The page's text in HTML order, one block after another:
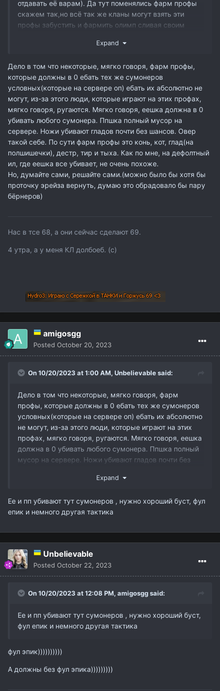
отдавать её варам). Да тут поменялись фарм профы
скажем так,но всё так же кланы могут взять эти
профы забустить и фармить олимп сливая своим
Expand
Дело в том что некоторые, мягко говоря, фарм профы,
которые должны в 0 ебать тех же сумонеров
условных(которые на сервере оп) ебать их абсолютно не
могут, из-за этого люди, которые играют на этих профах,
мягко говоря, ругаются. Мягко говоря, еешка должна в 0
убивать любого сумонера. Ппшка полный мусор на
сервере. Ножи убивают гладов почти без шансов. Овер
такой себе. По сути фарм профы это конь, кот, глад(на
полшишечки), дестр, тир и тыха. Как по мне, на дефолтный
ил, где еешка все убивает, не очень похоже.
Но, думайте сами, решайте сами.(можно было бы хотя бы
проточку эрейза вернуть, думаю это обрадовало бы пару
бёрнеров)
Нас в тсе 68, а они сейчас сделают 69.
4 утра, а у меня КЛ долбоеб. (с)
amigosgg
Posted October 20, 2023
On 10/20/2023 at 1:00 AM, Unbelievablesaid:
Дело в том что некоторые, мягко говоря, фарм
профы, которые должны в 0 ебать тех же сумонеров
условных(которые на сервере оп) ебать их абсолютно
не могут, из-за этого люди, которые играют на этих
профах, мягко говоря, ругаются. Мягко говоря, еешка
должна в 0 убивать любого сумонера. Ппшка полный
мусор на сервере. Ножи убивают гладов почти без
конь, кот, глад(на полшишечки), дестр, тир и тыха. Как
очень похоже.
Но, думайте сами, решайте сами.(можно было бы хотя
бы пару бёрнеров)
Expand
Ее и пп убивают тут сумонеров , нужно хороший буст, фул
епик и немного другая тактика
Unbelievable
Posted October 22, 2023
On 10/20/2023 at 12:08 PM, amigosggsaid:
Ее и пп убивают тут сумонеров , нужно хороший буст,
фул епик и немного другая тактика
фул эпик))))))))))
А должны без фул эпика)))))))))